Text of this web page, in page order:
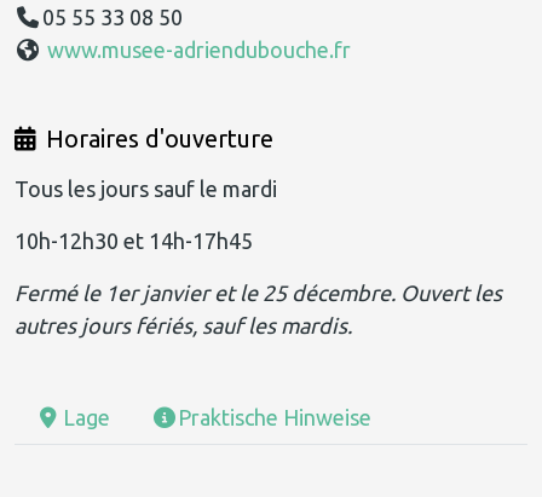
05 55 33 08 50
www.musee-adriendubouche.fr
Horaires d'ouverture
Tous les jours sauf le mardi
10h-12h30 et 14h-17h45
Fermé le 1er janvier et le 25 décembre. Ouvert les
autres jours fériés, sauf les mardis.
Lage Praktische Hinweise